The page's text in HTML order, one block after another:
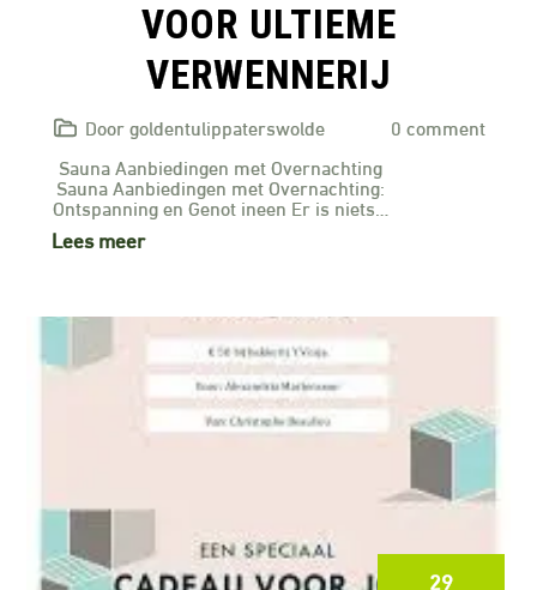
VOOR ULTIEME
VERWENNERIJ
Door goldentulippaterswolde
0 comment
Sauna Aanbiedingen met Overnachting
Sauna Aanbiedingen met Overnachting:
Ontspanning en Genot ineen Er is niets…
Lees meer
29